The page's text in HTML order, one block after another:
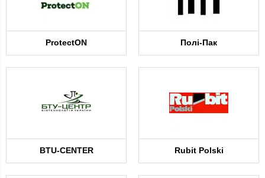
ProtectON Полі-Пак
BTU-CENTER Rubit Polski